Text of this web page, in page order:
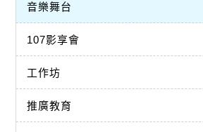
音樂舞台
107影享會
工作坊
推廣教育